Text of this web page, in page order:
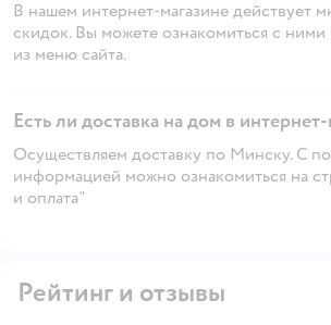
В нашем интернет-магазине действует
скидок. Вы можете ознакомиться с ними
из меню сайта.
Есть ли доставка на дом в
Осуществляем доставку по Минску. С
информацией можно ознакомиться на
и оплата"
Рейтинг и отзывы